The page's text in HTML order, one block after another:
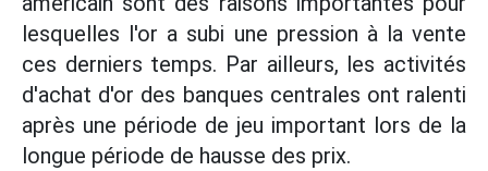
lesquelles l'or a subi une pression à la vente
ces derniers temps. Par ailleurs, les activités
d'achat d'or des banques centrales ont ralenti
après une période de jeu important lors de la
longue période de hausse des prix.